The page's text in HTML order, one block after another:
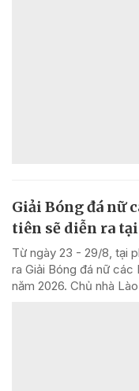
Giải Bóng đá nữ
tiên sẽ diễn ra tại
Từ ngày 23 - 29/8, tại
ra Giải Bóng đá nữ các
năm 2026. Chủ nhà